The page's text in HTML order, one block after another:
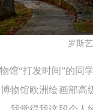
罗斯
馆“打发时间”的同
物馆欧洲绘画部